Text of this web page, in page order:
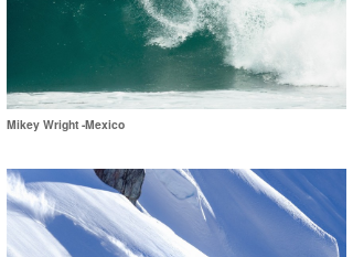
Mikey Wright -Mexico